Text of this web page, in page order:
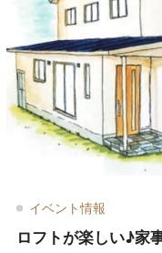
イベント情報
ロフトが楽しい♪家